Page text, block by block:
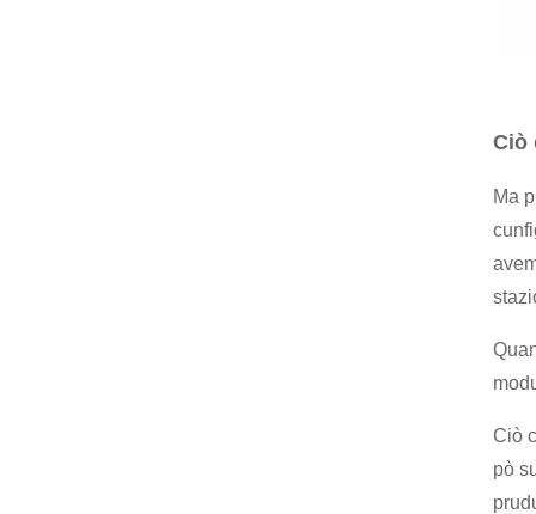
Ciò
Ma
Ciò
pò